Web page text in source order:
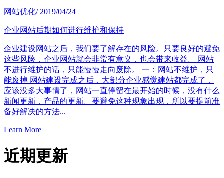
网站优化/ 2019/04/24
企业网站后期如何进行维护和保持
企业建设网站之后，我们要了解存在的风险。只要良好的避免
这些风险，企业网站就会非常有意义，也会带来收益。 网站
不进行维护的话，只能慢慢走向废除。 一：网站不维护，只
能废掉 网站建设完成之后，大部分企业感觉建站都完成了，
应该没多大事情了，网站一直停留在最开始的时候，没有什么
新闻更新，产品的更新。要避免这种现象出现，所以要提前准
备好解决的方法...
Learn More
近期更新